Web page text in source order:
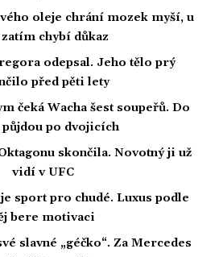
oleje chrání mozek myší, u
chybí důkaz
odepsal. Jeho tělo prý
před pěti lety
čeká Wacha šest soupeřů. Do
po dvojicích
skončila. Novotný ji už
vidí v UFC
sport pro chudé. Luxus podle
bere motivaci
slavné „géčko“. Za Mercedes